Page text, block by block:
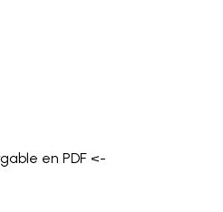
en PDF <-